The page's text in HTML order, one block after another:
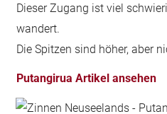
Dieser Zugang ist viel
wandert.
Die Spitzen sind höher, aber
Putangirua Artikel ansehen